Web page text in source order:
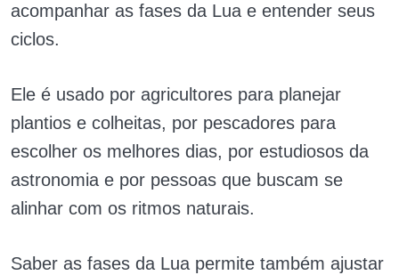
acompanhar as fases da Lua e entender seus
ciclos.
Ele é usado por agricultores para planejar
plantios e colheitas, por pescadores para
escolher os melhores dias, por estudiosos da
astronomia e por pessoas que buscam se
alinhar com os ritmos naturais.
Saber as fases da Lua permite também ajustar